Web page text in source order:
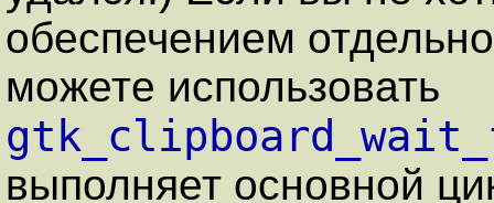
обеспечением
можете использовать
выполняет основной